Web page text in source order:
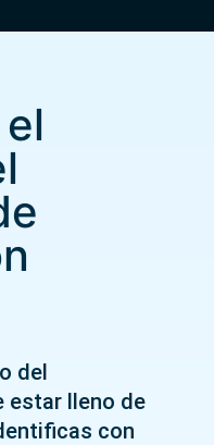
del
estar lleno de
con